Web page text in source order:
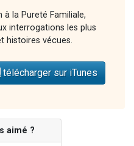
à la Pureté Familiale,
interrogations les plus
histoires vécues.
télécharger sur iTunes
aimé ?